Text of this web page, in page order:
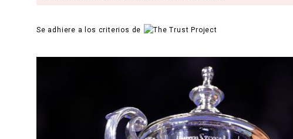
Se adhiere a los criterios de